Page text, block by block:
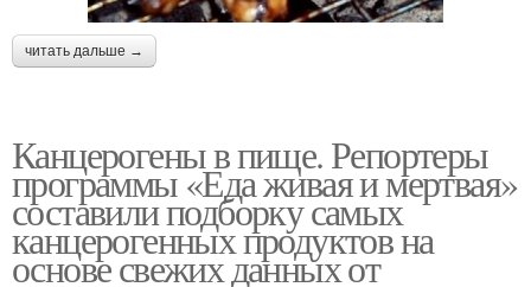
читать дальше →
Канцерогены в пище. Репортеры
программы «Еда живая и мертвая»
составили подборку самых
канцерогенных продуктов на
основе свежих данных от